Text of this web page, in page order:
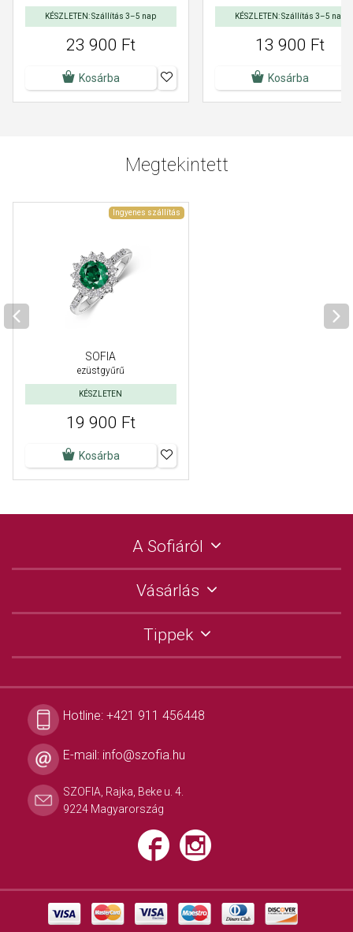
KÉSZLETEN: Szállítás 3–5 nap
23 900 Ft
Kosárba
KÉSZLETEN: Szállítás 3–5 nap
13 900 Ft
Kosárba
Megtekintett
Ingyenes szállítás
SOFIA
ezüstgyűrű
KÉSZLETEN
19 900 Ft
Kosárba
A Sofiáról
Vásárlás
Tippek
Hotline: +421 911 456448
E-mail: info@szofia.hu
SZOFIA, Rajka, Beke u. 4.
9224 Magyarország